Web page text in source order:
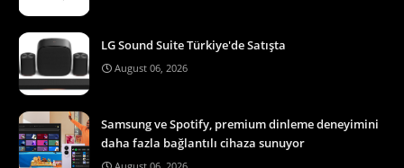
LG Sound Suite Türkiye'de Satışta
August 06, 2026
Samsung ve Spotify, premium dinleme deneyimini
daha fazla bağlantılı cihaza sunuyor